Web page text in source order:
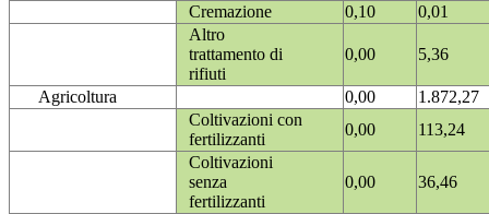
Cremazione 0,10
0,01
Altro
trattamento di
rifiuti
0,00 5,36
Agricoltura 0,00
1.872,27
Coltivazioni con
fertilizzanti
0,00
113,24
Coltivazioni
senza
fertilizzanti
0,00 36,46